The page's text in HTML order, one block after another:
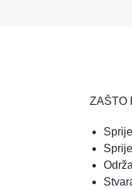
ZAŠTO